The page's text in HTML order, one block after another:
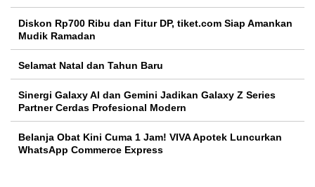
Diskon Rp700 Ribu dan Fitur DP, tiket.com Siap Amankan
Mudik Ramadan
Selamat Natal dan Tahun Baru
Sinergi Galaxy AI dan Gemini Jadikan Galaxy Z Series
Partner Cerdas Profesional Modern
Belanja Obat Kini Cuma 1 Jam! VIVA Apotek Luncurkan
WhatsApp Commerce Express